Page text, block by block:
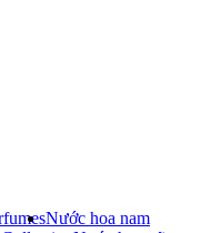
Nước hoa nam